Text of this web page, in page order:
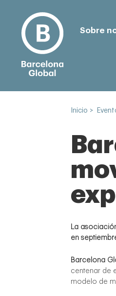
Sobre
Inicio >
La
en
Barcelona
centenar de
modelo de